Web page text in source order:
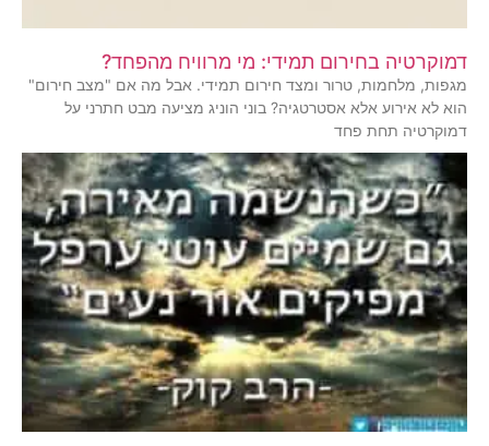
דמוקרטיה בחירום תמידי: מי מרוויח מהפחד?
מגפות, מלחמות, טרור ומצד חירום תמידי. אבל מה אם "מצב חירום"
הוא לא אירוע אלא אסטרטגיה? בוני הוניג מציעה מבט חתרני על
דמוקרטיה תחת פחד